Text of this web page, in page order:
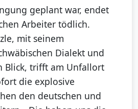
geplant war, endet
Arbeiter tödlich.
mit seinem
Dialekt und
Blick, trifft am Unfallort
die explosive
den deutschen und